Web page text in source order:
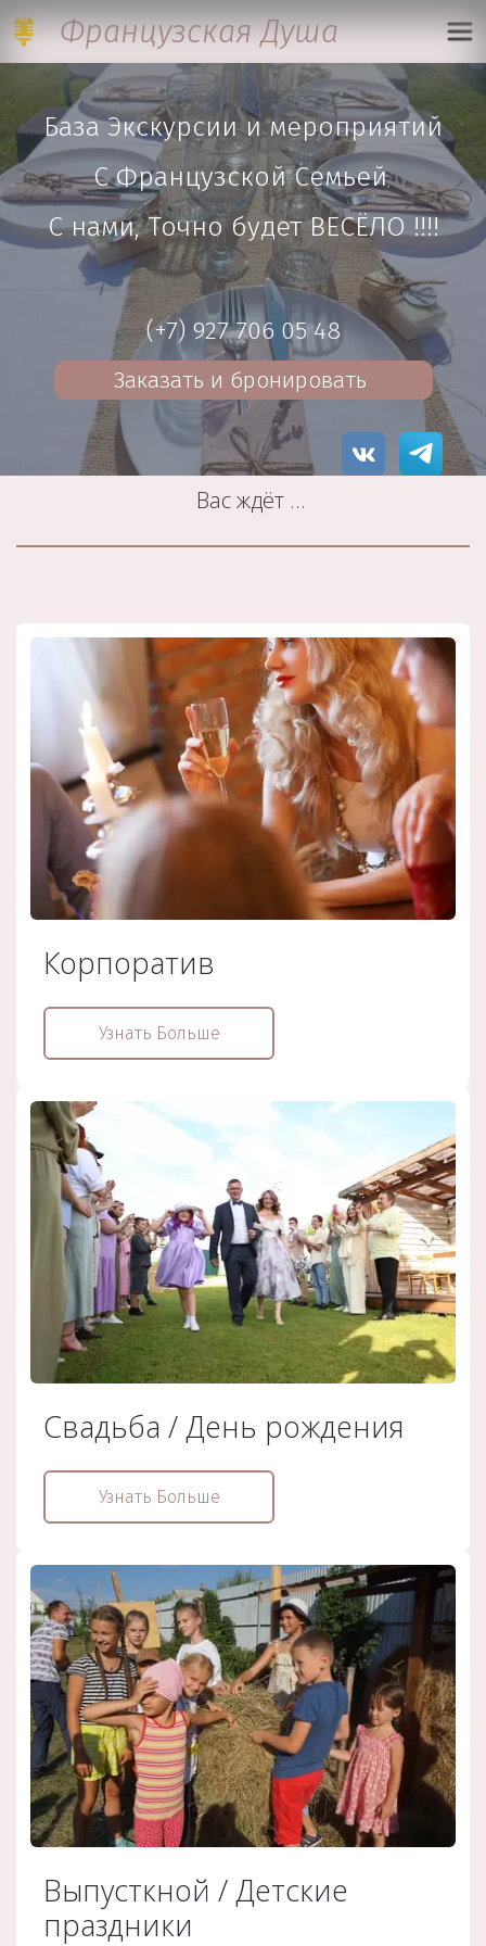
Французская Душа
База Экскурсии и мероприятий
С Французской Семьей,
С нами, Точно будет ВЕСЁЛО !!!!
(+7) 927 706 05 48
Заказать и бронировать
Вас ждёт ...
Корпоратив
Узнать Больше
Свадьба / День рождения
Узнать Больше
Выпусткной / Детские
праздники